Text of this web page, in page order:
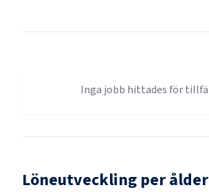
Inga jobb hittades för
Löneutveckling per